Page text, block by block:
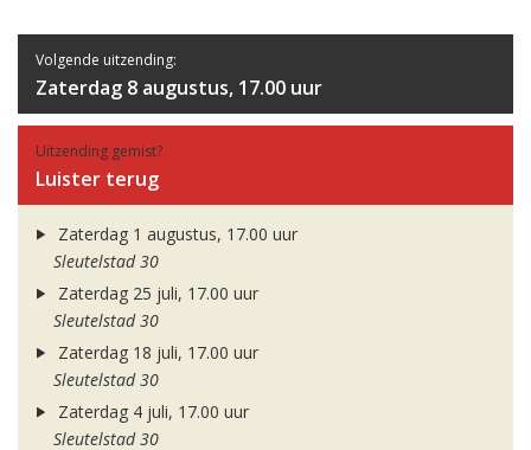
Volgende uitzending:
Zaterdag 8 augustus, 17.00 uur
Uitzending gemist?
Luister terug
Zaterdag 1 augustus, 17.00 uur
Sleutelstad 30
Zaterdag 25 juli, 17.00 uur
Sleutelstad 30
Zaterdag 18 juli, 17.00 uur
Sleutelstad 30
Zaterdag 4 juli, 17.00 uur
Sleutelstad 30